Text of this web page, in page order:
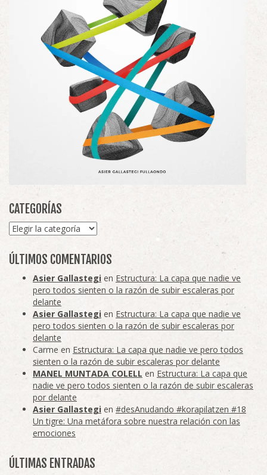
CATEGORÍAS
Categorías
ÚLTIMOS COMENTARIOS
Asier Gallastegi en Estructura: La capa que nadie ve
pero todos sienten o la razón de subir escaleras por
delante
Asier Gallastegi en Estructura: La capa que nadie ve
pero todos sienten o la razón de subir escaleras por
delante
Carme en Estructura: La capa que nadie ve pero todos
sienten o la razón de subir escaleras por delante
MANEL MUNTADA COLELL en Estructura: La capa que
nadie ve pero todos sienten o la razón de subir escaleras
por delante
Asier Gallastegi en #desAnudando #korapilatzen #18
Un tigre: Una metáfora sobre nuestra relación con las
emociones
ÚLTIMAS ENTRADAS